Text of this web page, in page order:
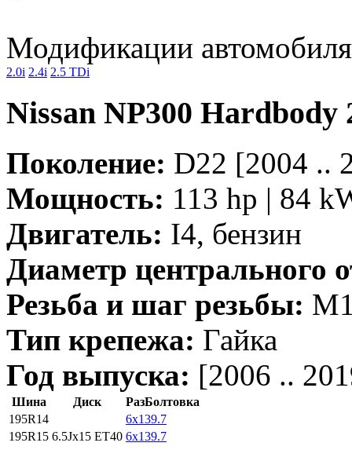
Модификации автомобиля
2.0i 2.4i 2.5 TDi
Nissan NP300 Hardbody
Поколение: D22 [2004 ..
Мощность: 113 hp | 84
Двигатель: I4, бензин
Диаметр центрального
Резьба и шаг резьбы:
Тип крепежа: Гайка
Год выпуска: [2006 ..
Шина Диск
РазБолтовка
195R14
6x139.7
195R15 6.5Jx15 ET40 6x139.7